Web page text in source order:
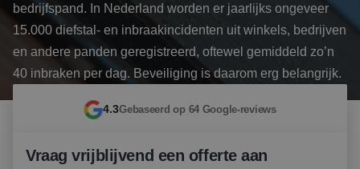
bedrijfspand. In Nederland worden er jaarlijks ongeveer
15.000 diefstal- en inbraakincidenten uit winkels, bedrijven
en andere panden geregistreerd, oftewel gemiddeld zo’n
40 inbraken per dag. Beveiliging is daarom erg belangrijk.
4.3Gebaseerd op 64 Google-reviews
Vraag vrijblijvend een offerte aan